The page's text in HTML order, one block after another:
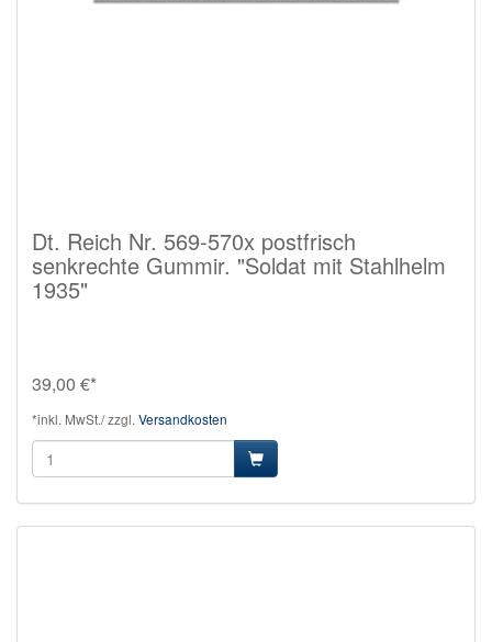
Dt. Reich Nr. 569-570x postfrisch
senkrechte Gummir. "Soldat mit Stahlhelm
1935"
39,00 €*
*inkl. MwSt./ zzgl. Versandkosten